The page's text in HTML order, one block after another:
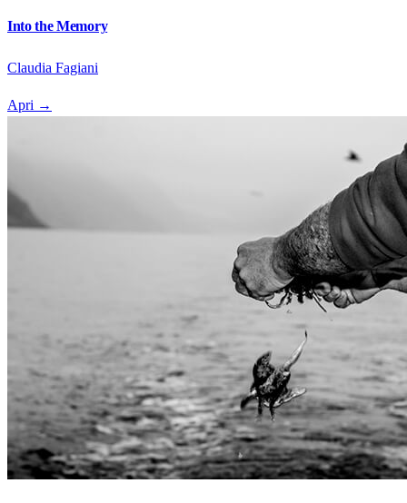
Into the Memory
Claudia Fagiani
Apri →